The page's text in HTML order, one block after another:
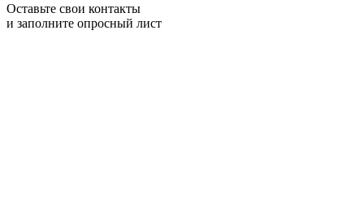
Оставьте свои контакты
и заполните опросный лист